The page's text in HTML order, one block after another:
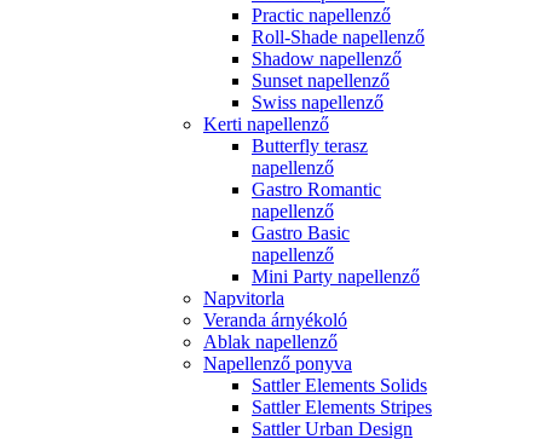
Practic napellenző
Roll-Shade napellenző
Shadow napellenző
Sunset napellenző
Swiss napellenző
Kerti napellenző
Butterfly terasz
napellenző
Gastro Romantic
napellenző
Gastro Basic
napellenző
Mini Party napellenző
Napvitorla
Veranda árnyékoló
Ablak napellenző
Napellenző ponyva
Sattler Elements Solids
Sattler Elements Stripes
Sattler Urban Design